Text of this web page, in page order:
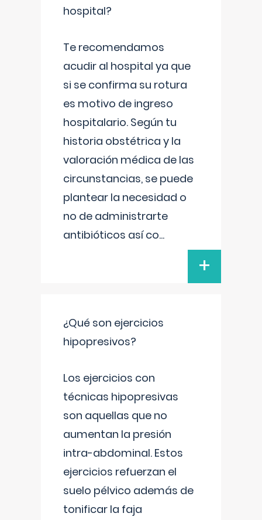
hospital?
Te recomendamos
acudir al hospital ya que
si se confirma su rotura
es motivo de ingreso
hospitalario. Según tu
historia obstétrica y la
valoración médica de las
circunstancias, se puede
plantear la necesidad o
no de administrarte
antibióticos así co...
+
¿Qué son ejercicios
hipopresivos?
Los ejercicios con
técnicas hipopresivas
son aquellas que no
aumentan la presión
intra-abdominal. Estos
ejercicios refuerzan el
suelo pélvico además de
tonificar la faja